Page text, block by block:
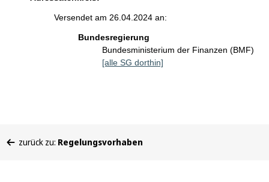
Versendet am 26.04.2024 an:
Bundesregierung
Bundesministerium der Finanzen (BMF)
[alle SG dorthin]
befinden
zurück zu: Regelungsvorhaben